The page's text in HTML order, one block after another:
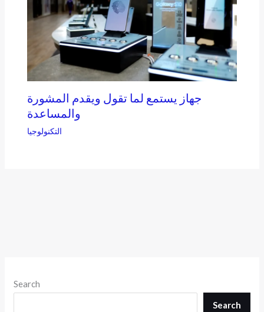
Search
Search
جهاز يستمع لما تقول ويقدم المشورة
والمساعدة
التكنولوجيا